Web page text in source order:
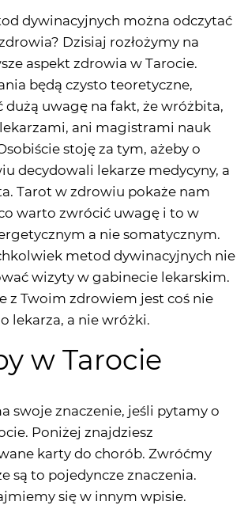
dywinacyjnych można odczytać
Dzisiaj rozłożymy na
aspekt zdrowia w Tarocie.
będą czysto teoretyczne,
dużą uwagę na fakt, że wróżbita,
ani magistrami nauk
stoję za tym, ażeby o
decydowali lekarze medycyny, a
Tarot w zdrowiu pokaże nam
warto zwrócić uwagę i to w
a nie somatycznym.
metod dywinacyjnych nie
wizyty w gabinecie lekarskim.
z Twoim zdrowiem jest coś nie
lekarza, a nie wróżki.
w Tarocie
swoje znaczenie, jeśli pytamy o
Poniżej znajdziesz
karty do chorób. Zwróćmy
są to pojedyncze znaczenia.
się w innym wpisie.